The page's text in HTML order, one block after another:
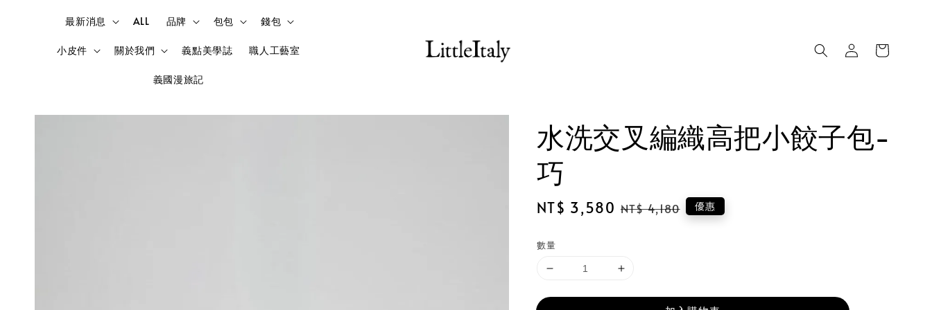
最新消息 ALL 品牌 包包 錢包
小皮件 關於我們 義點美學誌 職人工藝室
義國漫旅記
水洗交叉編織高把小餃子包-
巧
Sale
NT$ 3,580 Regular
NT$ 4,180 優惠
數量